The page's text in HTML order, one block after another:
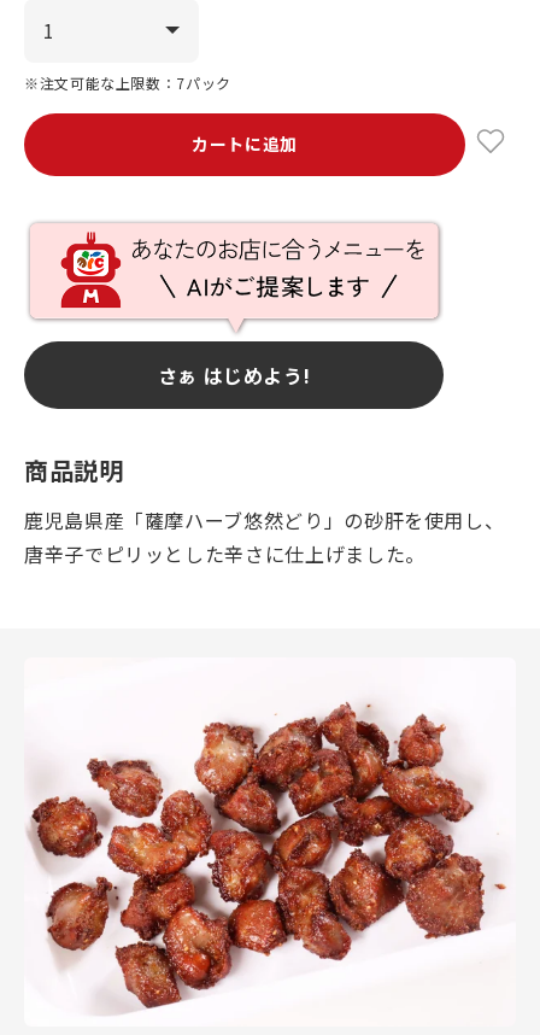
※注文可能な上限数：7パック
カートに追加
さぁ はじめよう!
商品説明
鹿児島県産「薩摩ハーブ悠然どり」の砂肝を使用し、
唐辛子でピリッとした辛さに仕上げました。